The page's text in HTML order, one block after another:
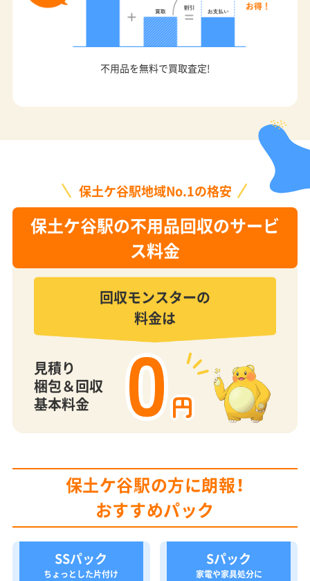
不用品を無料で買取査定!
保土ケ谷駅地域No.1の格安
保土ケ谷駅の不用品回収のサービ
ス料金
回収モンスターの
料金は
見積り
梱包＆回収
基本料金
0円
保土ケ谷駅の方に朗報！
おすすめパック
SSパック
ちょっとした片付け
Sパック
家電や家具処分に